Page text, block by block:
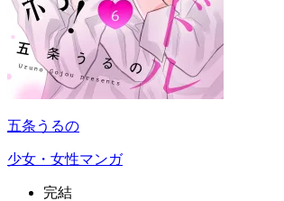
五条うるの
少女・女性マンガ
完結